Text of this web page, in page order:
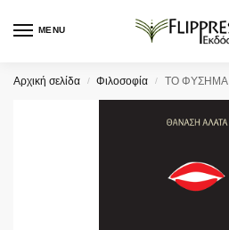
MENU
Αρχική σελίδα / Φιλοσοφία / ΤΟ ΦΥΣΗΜΑ